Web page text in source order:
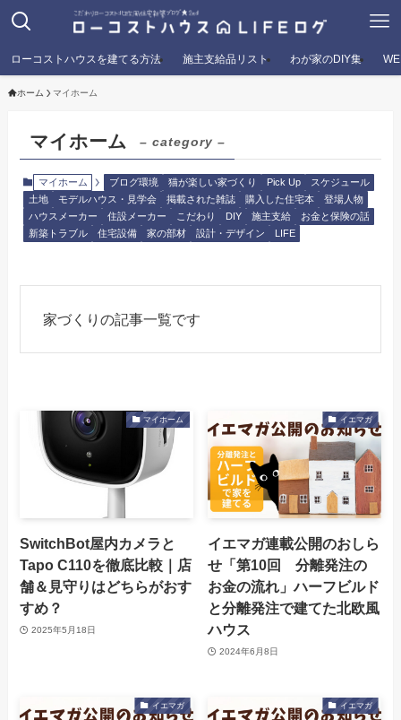
ローコストハウスを建てる方法 施主支給品リスト わが家のDIY集
ホーム マイホーム
マイホーム – category –
マイホーム ブログ環境 猫が楽しい家づくり Pick Up
スケジュール
土地
モデルハウス・見学会 掲載された雑誌 購入した住宅本
登場人物
ハウスメーカー
住設メーカー こだわり DIY 施主支給
お金と保険の話
新築トラブル
住宅設備 家の部材 設計・デザイン LIFE
家づくりの記事一覧です
マイホーム
SwitchBot屋内カメラと
Tapo C110を徹底比較｜店
舗＆見守りはどちらがおす
すめ？
2025年5月18日
イエマガ
イエマガ連載公開のおしら
せ「第10回 分離発注の
お金の流れ」ハーフビルド
と分離発注で建てた北欧風
ハウス
2024年6月8日
イエマガ イエマガ